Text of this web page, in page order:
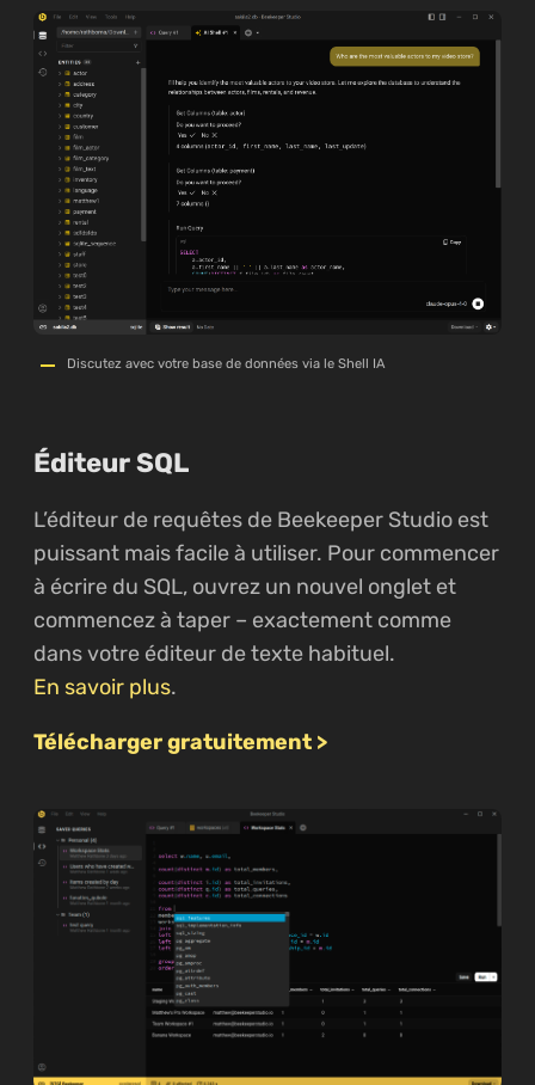
Discutez avec votre base de données via le Shell IA
Éditeur SQL
L’éditeur de requêtes de Beekeeper Studio est
puissant mais facile à utiliser. Pour commencer
à écrire du SQL, ouvrez un nouvel onglet et
commencez à taper – exactement comme
dans votre éditeur de texte habituel.
En savoir plus.
Télécharger gratuitement >